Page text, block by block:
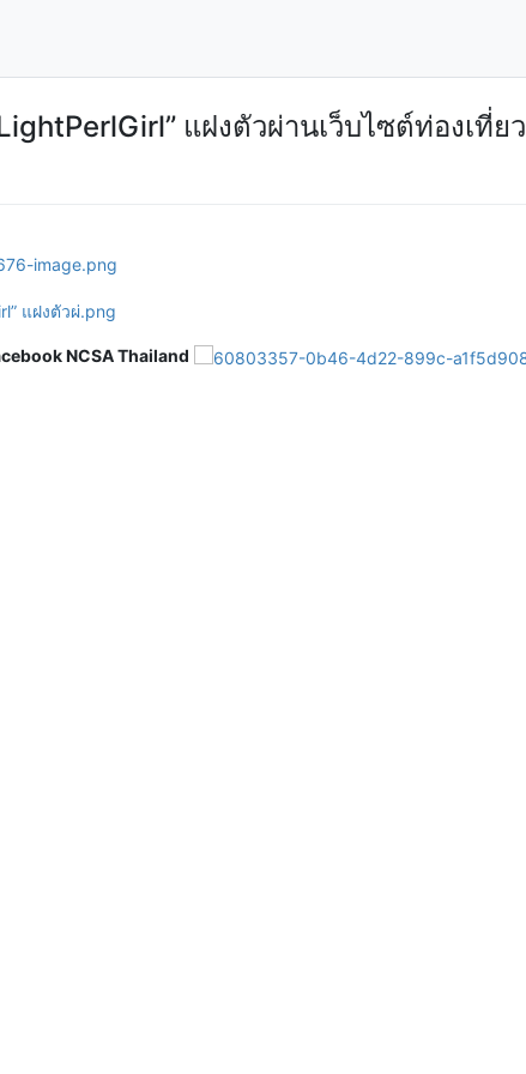
แฝงตัวผ่านเว็บไซต์ท่องเที่ยว
NCSA Thailand